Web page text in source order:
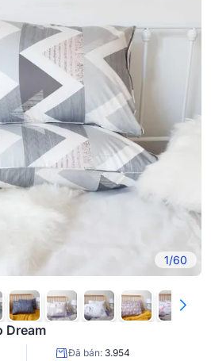
1/60
Dream
Đã bán: 3.954